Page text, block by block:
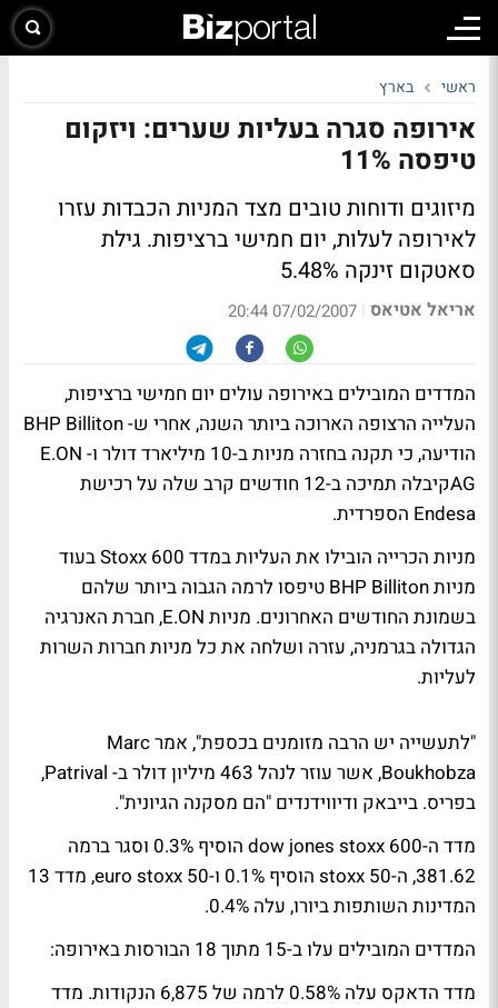
ראשי בארץ
אירופה סגרה בעליות שערים: ויזקום
טיפסה 11%
מיזוגים ודוחות טובים מצד המניות הכבדות עזרו
לאירופה לעלות, יום חמישי ברציפות. גילת
סאטקום זינקה 5.48%
אריאל אטיאס |
07/02/2007 20:44
המדדים המובילים באירופה עולים יום חמישי ברציפות,
העלייה הרצופה הארוכה ביותר השנה, אחרי ש- BHP Billiton
הודיעה, כי תקנה בחזרה מניות ב-10 מיליארד דולר ו- E.ON
AGקיבלה תמיכה ב-12 חודשים קרב שלה על רכישת
Endesa הספרדית.
מניות הכרייה הובילו את העליות במדד Stoxx 600 בעוד
מניות BHP Billiton טיפסו לרמה הגבוה ביותר שלהם
בשמונת החודשים האחרונים. מניות E.ON, חברת האנרגיה
הגדולה בגרמניה, עזרה ושלחה את כל מניות חברות השרות
לעליות.
"לתעשייה יש הרבה מזומנים בכספת", אמר Marc
Boukhobza, אשר עוזר לנהל 463 מיליון דולר ב- Patrival,
בפריס. בייבאק ודיווידנדים "הם מסקנה הגיונית".
מדד ה-dow jones stoxx 600 הוסיף 0.3% וסגר ברמה
381.62, ה-stoxx 50 הוסיף 0.1% ו-euro stoxx 50, מדד 13
המדינות השותפות ביורו, עלה 0.4%.
המדדים המובילים עלו ב-15 מתוך 18 הבורסות באירופה:
מדד הדאקס עלה 0.58% לרמה של 6,875 הנקודות. מדד